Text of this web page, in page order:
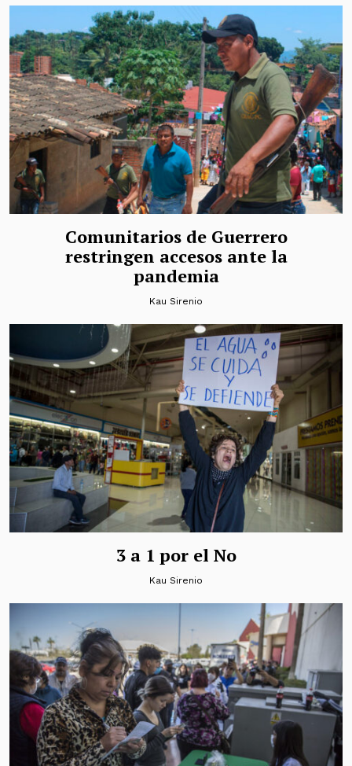
Comunitarios de Guerrero
restringen accesos ante la
pandemia
Kau Sirenio
3 a 1 por el No
Kau Sirenio